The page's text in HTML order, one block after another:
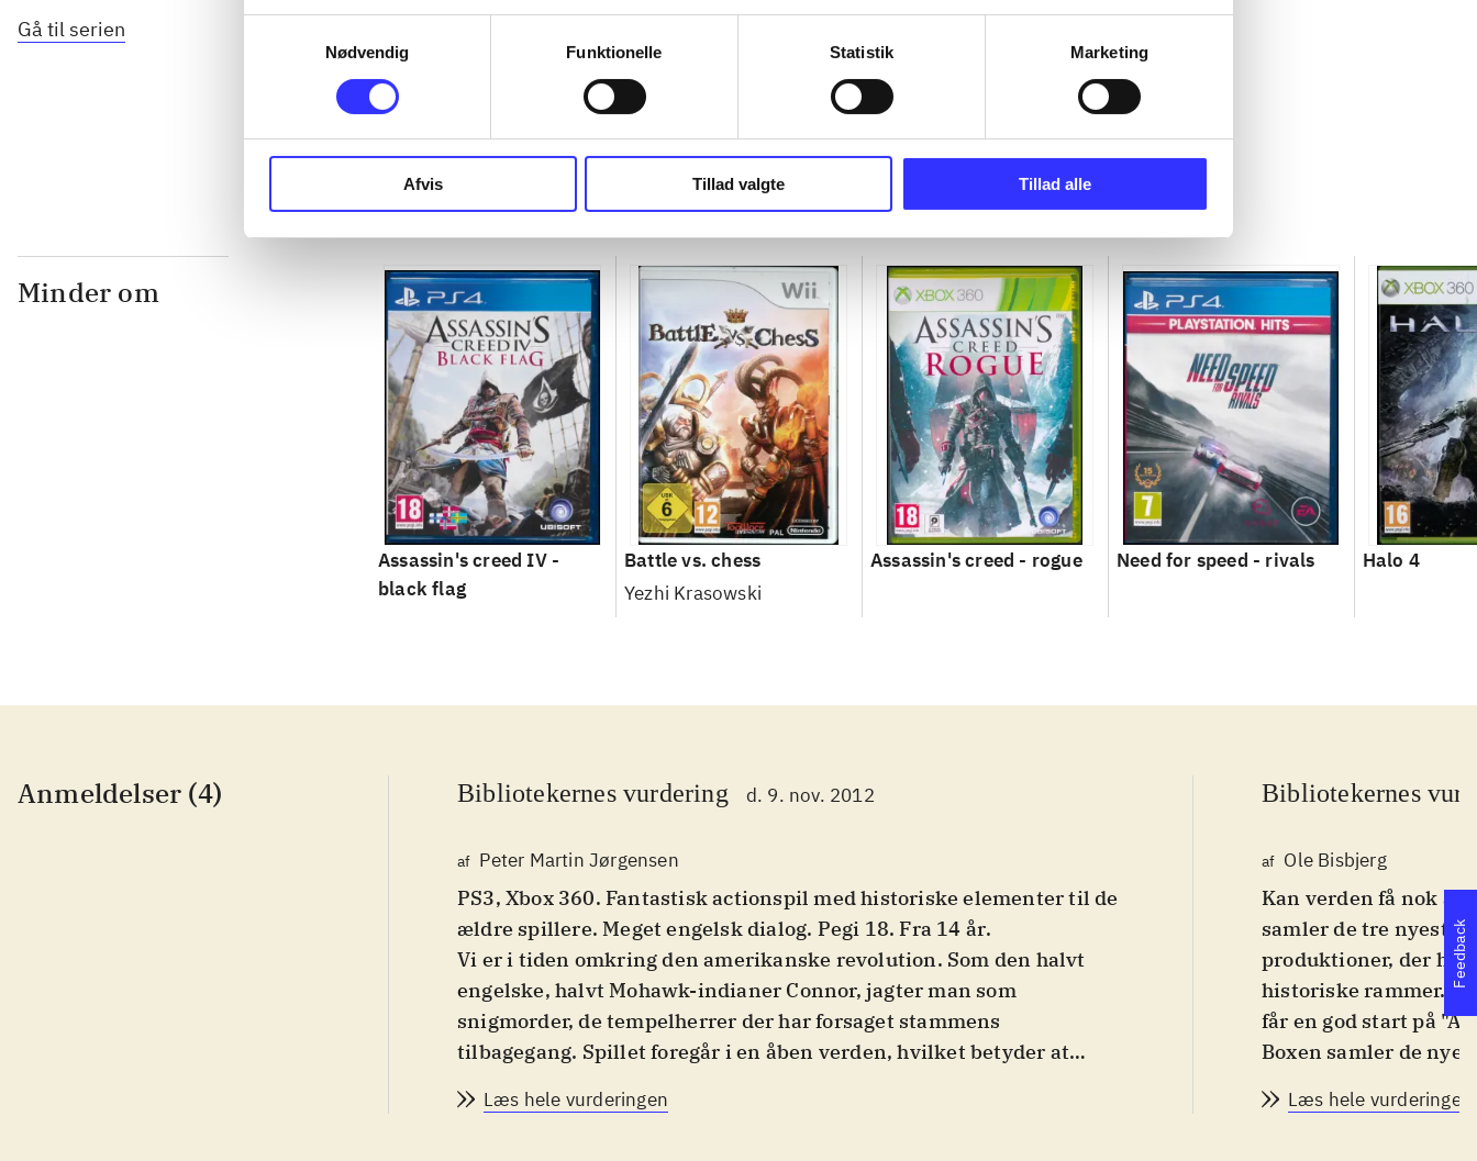
Nødvendig
Funktionelle Statistik Marketing
Afvis Tillad valgte Tillad alle
Gå til serien
Assassin's creed III
Minder om
Assassin's creed IV -
black flag
Battle vs. chess
Yezhi Krasowski
Assassin's creed - rogue Need for speed - rivals Halo 4
Anmeldelser (4) Bibliotekernes vurdering d. 9. nov. 2012
af Peter Martin Jørgensen
PS3, Xbox 360. Fantastisk actionspil med historiske elementer til de
ældre spillere. Meget engelsk dialog. Pegi 18. Fra 14 år.
Vi er i tiden omkring den amerikanske revolution. Som den halvt
engelske, halvt Mohawk-indianer Connor, jagter man som
snigmorder, de tempelherrer der har forsaget stammens
tilbagegang. Spillet foregår i en åben verden, hvilket betyder at
jagte dyr og kurérjobs. Spillet finder sted i en række byer og
Læs hele vurderingen
Bibliotekernes
af Ole Bisbjerg
Kan verden få nok af
samler de tre nyeste,
produktioner, der
historiske rammer.
får en god start på
Boxen samler de
om "AC 3", der foregår under den amerikanske borgerkrig, "AC4
Læs hele vurderingen
Feedback